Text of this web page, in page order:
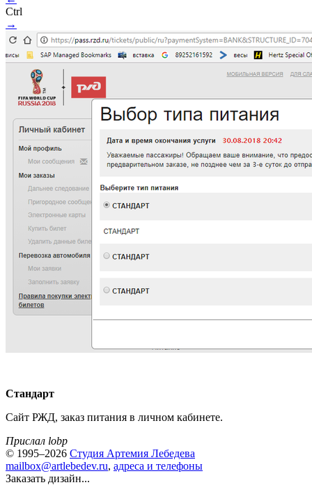
Ctrl
→
Стандарт
Сайт РЖД, заказ питания в личном кабинете.
Прислал lobp
© 1995–2026 Студия Артемия Лебедева
mailbox@artlebedev.ru, адреса и телефоны
Заказать дизайн...